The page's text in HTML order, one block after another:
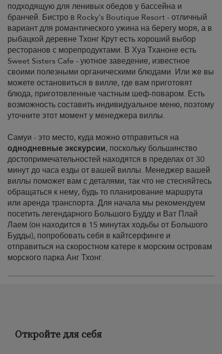
подходящую для ленивых обедов у бассейна и
бранчей. Бистро в Rocky's Boutique Resort - отличный
вариант для романтического ужина на берегу моря, а в
рыбацкой деревне Тхонг Крут есть хороший выбор
ресторанов с морепродуктами. В Хуа Тханоне есть
Sweet Sisters Cafe - уютное заведение, известное
своими полезными органическими блюдами. Или же вы
можете остановиться в вилле, где вам приготовят
блюда, приготовленные частным шеф-поваром. Есть
возможность составить индивидуальное меню, поэтому
уточните этот момент у менеджера виллы.
Самуи - это место, куда можно отправиться на
однодневные экскурсии, поскольку большинство
достопримечательностей находятся в пределах от 30
минут до часа езды от вашей виллы. Менеджер вашей
виллы поможет вам с деталями, так что не стесняйтесь
обращаться к нему, будь то планирование маршрута
или аренда транспорта. Для начала мы рекомендуем
посетить легендарного Большого Будду и Ват Плай
Лаем (он находится в 15 минутах ходьбы от Большого
Будды), попробовать себя в кайтсерфинге и
отправиться на скоростном катере к морским островам
морского парка Анг Тхонг.
Откройте для себя